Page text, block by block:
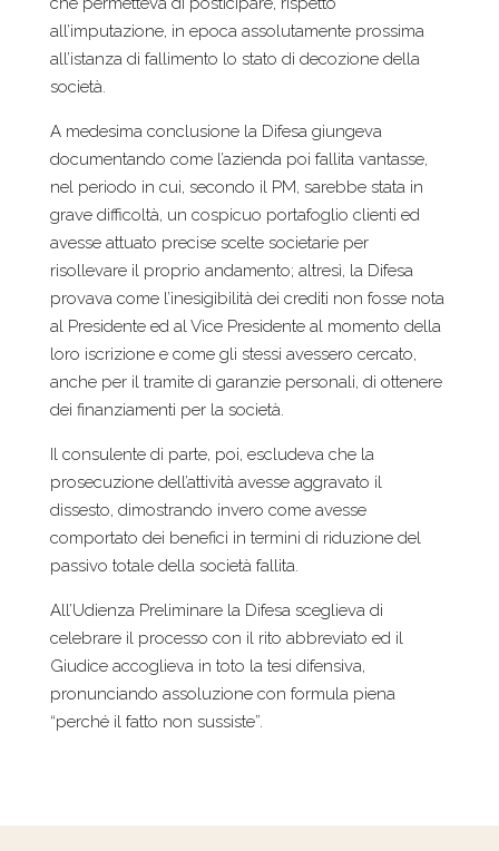
all’imputazione, in epoca assolutamente prossima
all’istanza di fallimento lo stato di decozione della
società.
A medesima conclusione la Difesa giungeva
documentando come l’azienda poi fallita vantasse,
nel periodo in cui, secondo il PM, sarebbe stata in
grave difficoltà, un cospicuo portafoglio clienti ed
avesse attuato precise scelte societarie per
risollevare il proprio andamento; altresì, la Difesa
provava come l’inesigibilità dei crediti non fosse nota
al Presidente ed al Vice Presidente al momento della
loro iscrizione e come gli stessi avessero cercato,
anche per il tramite di garanzie personali, di ottenere
dei finanziamenti per la società.
Il consulente di parte, poi, escludeva che la
prosecuzione dell’attività avesse aggravato il
dissesto, dimostrando invero come avesse
comportato dei benefici in termini di riduzione del
passivo totale della società fallita.
All’Udienza Preliminare la Difesa sceglieva di
celebrare il processo con il rito abbreviato ed il
Giudice accoglieva in toto la tesi difensiva,
pronunciando assoluzione con formula piena
“perché il fatto non sussiste”.